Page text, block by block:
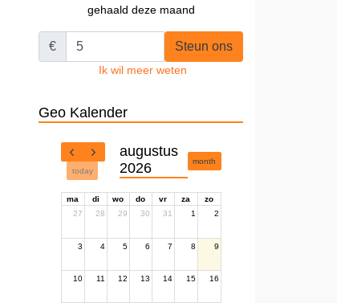
gehaald deze maand
€ Steun ons
Ik wil meer weten
Geo Kalender
today
augustus
2026
month
ma di wo do vr za
zo
27
28 29 30 31 1 2
3 4 5 6 7 8 9
10 11 12 13 14 15 16